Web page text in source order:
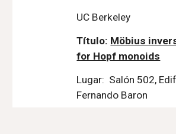
UC Berkeley
Título: Möbius
for Hopf monoids
Lugar:  Salón 502,
Fernando Baron